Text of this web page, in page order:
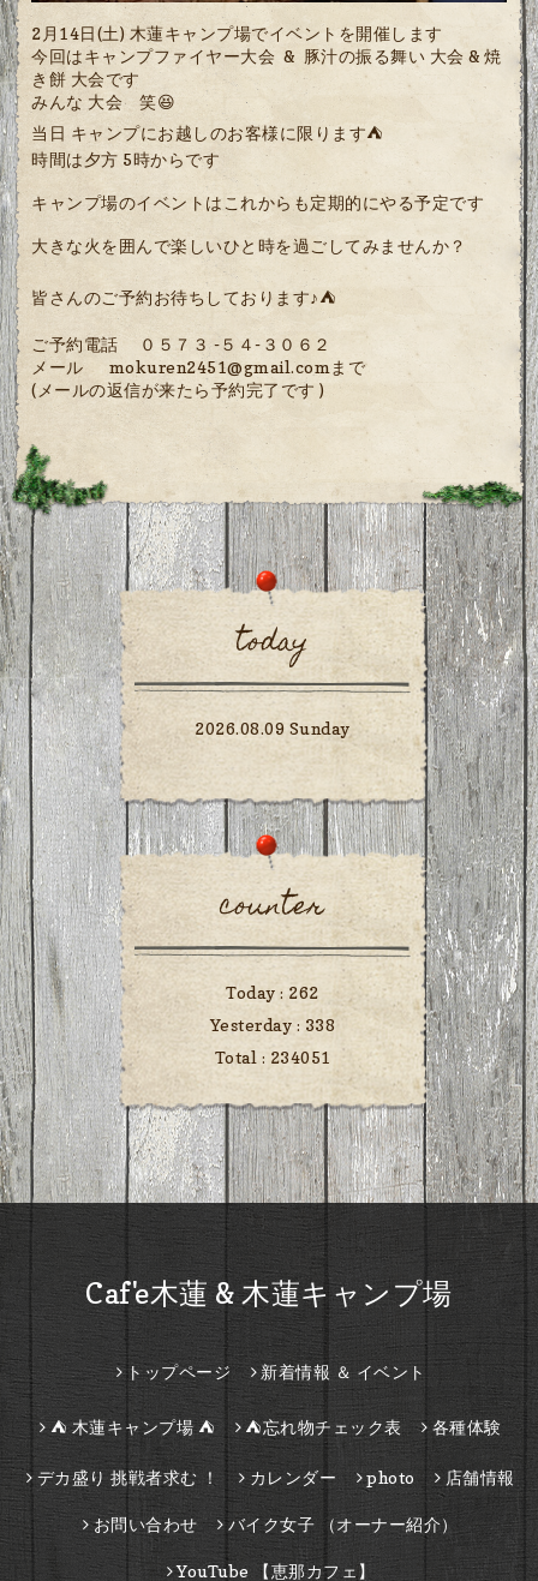
2月14日(土) 木蓮キャンプ場でイベントを開催します
今回はキャンプファイヤー大会 & 豚汁の振る舞い 大会 & 焼
き餅 大会です
みんな 大会 笑😆
当日 キャンプにお越しのお客様に限ります⛺️
時間は夕方 5時からです
キャンプ場のイベントはこれからも定期的にやる予定です
大きな火を囲んで楽しいひと時を過ごしてみませんか？
皆さんのご予約お待ちしております♪⛺️
ご予約電話 ０５７３ -５４-３０６２
メール mokuren2451@gmail.comまで
(メールの返信が来たら予約完了です )
today
2026.08.09 Sunday
counter
Today : 262
Yesterday : 338
Total : 234051
Caf'e木蓮 & 木蓮キャンプ場
トップページ 新着情報 ＆ イベント
⛺ 木蓮キャンプ場 ⛺ ⛺忘れ物チェック表 各種体験
デカ盛り 挑戦者求む ！ カレンダー photo 店舗情報
お問い合わせ バイク女子 （オーナー紹介）
YouTube 【恵那カフェ】